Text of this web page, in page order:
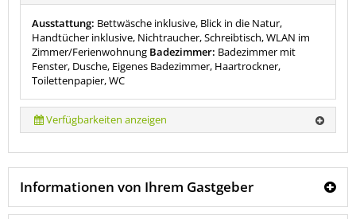
Ausstattung: Bettwäsche inklusive, Blick in die Natur,
Handtücher inklusive, Nichtraucher, Schreibtisch, WLAN im
Zimmer/Ferienwohnung Badezimmer: Badezimmer mit
Fenster, Dusche, Eigenes Badezimmer, Haartrockner,
Toilettenpapier, WC
Verfügbarkeiten anzeigen
Informationen von Ihrem Gastgeber